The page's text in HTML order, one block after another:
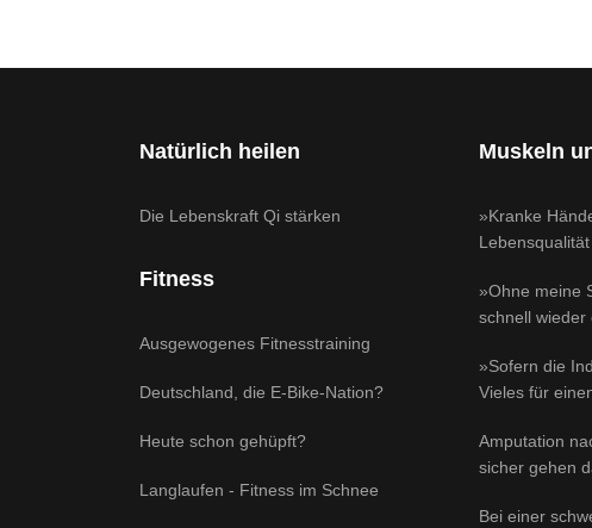
Natürlich heilen
Die Lebenskraft Qi stärken
Fitness
Ausgewogenes Fitnesstraining
Deutschland, die E-Bike-Nation?
Heute schon gehüpft?
Langlaufen - Fitness im Schnee
Muskeln
»Kranke
»Ohne meine
schnell wieder
»Sofern die
Vieles für
Amputation
sicher gehen
Bei einer